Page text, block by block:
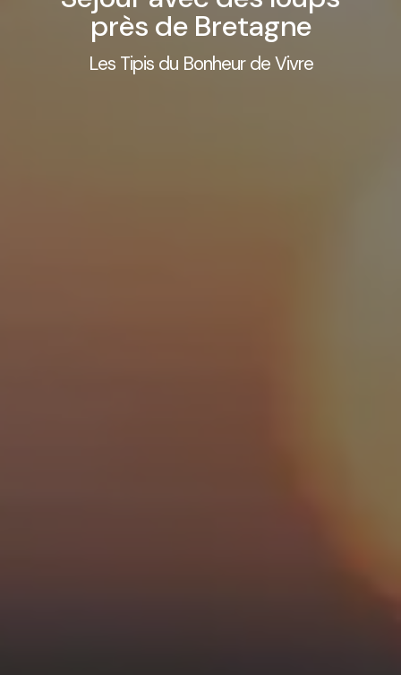
près de Bretagne
Les Tipis du Bonheur de Vivre